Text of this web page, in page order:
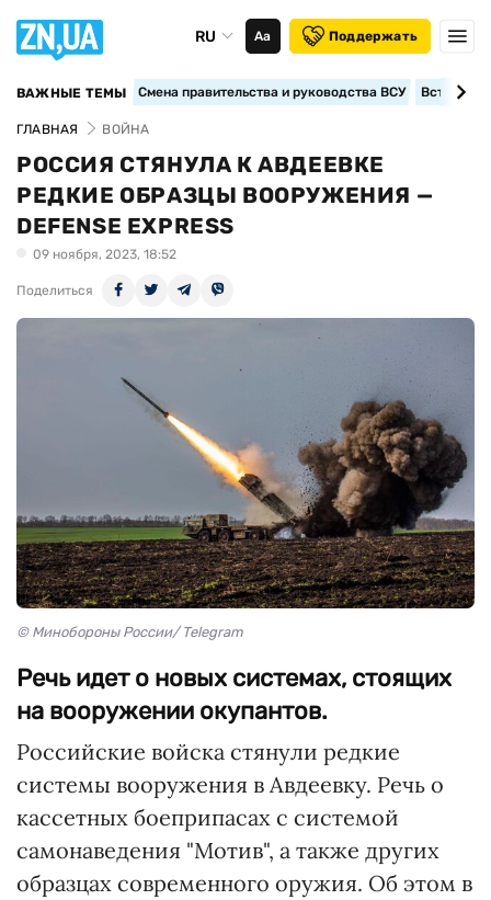
RU Аа Поддержать
ВАЖНЫЕ ТЕМЫ Смена правительства и руководства ВСУ
ГЛАВНАЯ ВОЙНА
РОССИЯ СТЯНУЛА К АВДЕЕВКЕ
РЕДКИЕ ОБРАЗЦЫ ВООРУЖЕНИЯ —
DEFENSE EXPRESS
09 ноября, 2023, 18:52
Поделиться
© Минобороны России/ Telegram
Речь идет о новых системах, стоящих
на вооружении окупантов.
Российские войска стянули редкие
системы вооружения в Авдеевку. Речь о
кассетных боеприпасах с системой
самонаведения "Мотив", а также других
образцах современного оружия. Об этом в